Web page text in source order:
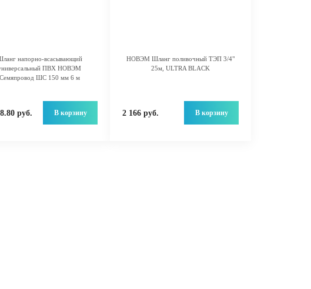
напорно-всасывающий
ПВХ НОВЭМ
Семяпровод ШС 150 мм 6 м
руб. В корзину
НОВЭМ Шланг поливочный ТЭП 3/4"
25м, ULTRA BLACK
2 166 руб. В корзину